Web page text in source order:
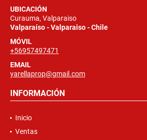
UBICACIÓN
Curauma, Valparaiso
Valparaíso - Valparaiso - Chile
MÓVIL
+56957497471
EMAIL
yarellaprop@gmail.com
INFORMACIÓN
Inicio
Ventas